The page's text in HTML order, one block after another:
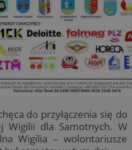
do przyłączenia się do
Wigilii dla Samotnych. W
Wigilia – wolontariusze